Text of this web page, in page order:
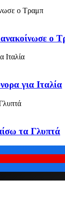
ανακοίνωσε ο
για Ιταλία
τα Γλυπτά